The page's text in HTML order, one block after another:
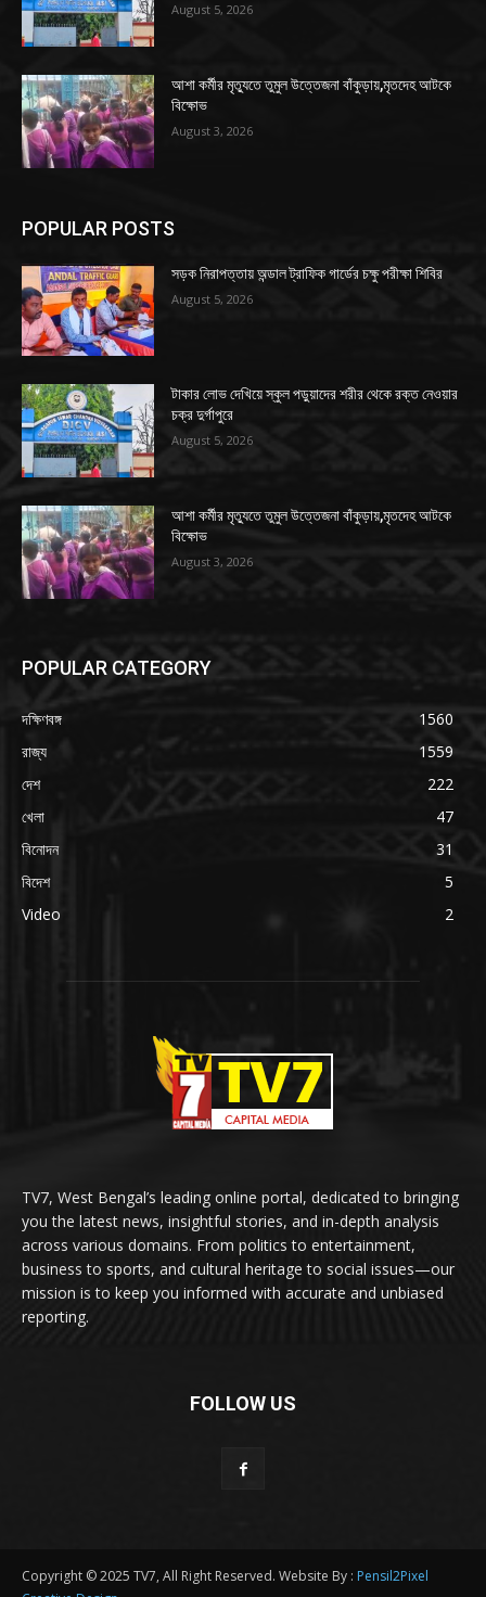
August 5, 2026
আশা কর্মীর মৃত্যুতে তুমুল উত্তেজনা বাঁকুড়ায়,মৃতদেহ আটকে
বিক্ষোভ
August 3, 2026
POPULAR POSTS
সড়ক নিরাপত্তায় অন্ডাল ট্রাফিক গার্ডের চক্ষু পরীক্ষা শিবির
August 5, 2026
টাকার লোভ দেখিয়ে স্কুল পড়ুয়াদের শরীর থেকে রক্ত নেওয়ার
চক্র দুর্গাপুরে
August 5, 2026
আশা কর্মীর মৃত্যুতে তুমুল উত্তেজনা বাঁকুড়ায়,মৃতদেহ আটকে
বিক্ষোভ
August 3, 2026
POPULAR CATEGORY
দক্ষিণবঙ্গ
1560
রাজ্য
1559
দেশ
222
খেলা
47
বিনোদন
31
বিদেশ
5
Video
2
TV7, West Bengal’s leading online portal, dedicated to bringing
you the latest news, insightful stories, and in-depth analysis
across various domains. From politics to entertainment,
business to sports, and cultural heritage to social issues—our
mission is to keep you informed with accurate and unbiased
reporting.
FOLLOW US
Copyright © 2025 TV7, All Right Reserved. Website By : Pensil2Pixel